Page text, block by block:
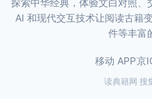
探索中华经典，体验文白对照
AI 和现代交互技术让阅读古籍
件等丰富
移动 APP京
读典籍网